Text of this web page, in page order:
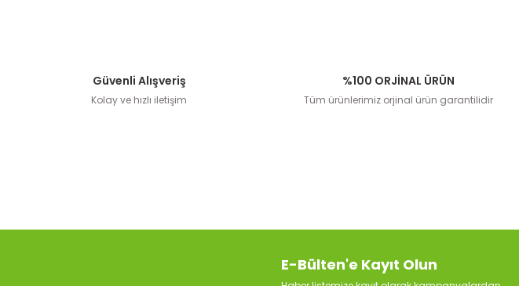
Güvenli Alışveriş
Kolay ve hızlı iletişim
%100 ORJİNAL ÜRÜN
Tüm ürünlerimiz orjinal ürün garantilidir
E-Bülten'e Kayıt Olun